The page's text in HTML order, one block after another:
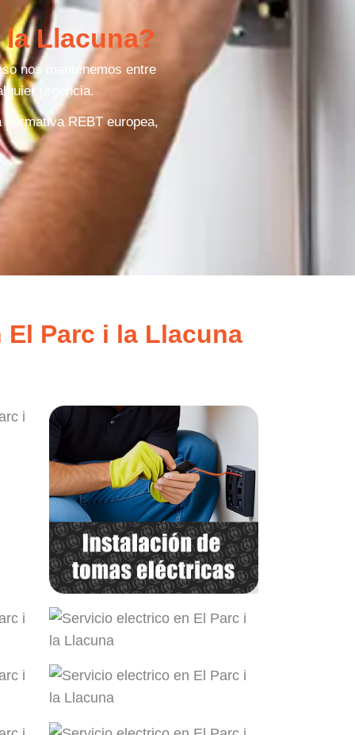
Llacuna?
nos mantenemos entre
urgencia.
REBT europea,
Parc i la Llacuna